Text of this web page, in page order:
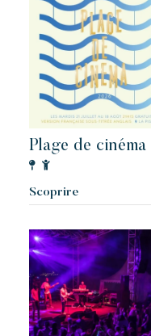
Plage de cinéma
Scoprire